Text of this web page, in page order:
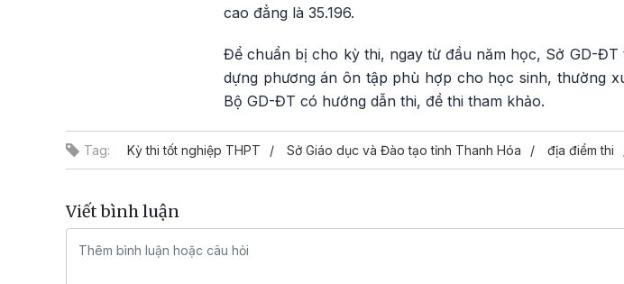
cao đẳng là 35.196.
Để chuẩn bị cho kỳ thi, ngay từ đầu năm học, Sở GD-
dựng phương án ôn tập phù hợp cho học sinh, thường
Bộ GD-ĐT có hướng dẫn thi, đề thi tham khảo.
Tag: Kỳ thi tốt nghiệp THPT Sở Giáo dục và Đào tạo tỉnh Thanh Hóa địa điểm thi
Viết bình luận